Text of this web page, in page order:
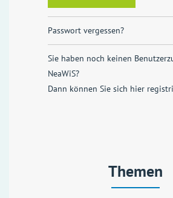
Passwort vergessen?
Sie haben noch keinen
NeaWiS?
Dann können Sie sich hier
Themen